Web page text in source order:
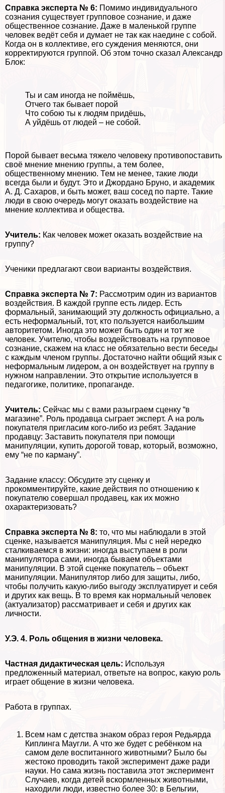
Справка эксперта № 6: Помимо индивидуального
сознания существует групповое сознание, и даже
общественное сознание. Даже в маленькой группе
человек ведёт себя и думает не так как наедине с собой.
Когда он в коллективе, его суждения меняются, они
корректируются группой. Об этом точно сказал Александр
Блок:
Ты и сам иногда не поймёшь,
Отчего так бывает порой
Что собою ты к людям придёшь,
А уйдёшь от людей – не собой.
Порой бывает весьма тяжело человеку противопоставить
своё мнение мнению группы, а тем более,
общественному мнению. Тем не менее, такие люди
всегда были и будут. Это и Джордано Бруно, и академик
А. Д. Сахаров, и быть может, ваш сосед по парте. Такие
люди в свою очередь могут оказать воздействие на
мнение коллектива и общества.
Учитель: Как человек может оказать воздействие на
группу?
Ученики предлагают свои варианты воздействия.
Справка эксперта № 7: Рассмотрим один из вариантов
воздействия. В каждой группе есть лидер. Есть
формальный, занимающий эту должность официально, а
есть неформальный, тот, кто пользуется наибольшим
авторитетом. Иногда это может быть один и тот же
человек. Учителю, чтобы воздействовать на групповое
сознание, скажем на класс не обязательно вести беседы
с каждым члeном группы. Достаточно найти общий язык с
неформальным лидером, а он воздействует на группу в
нужном направлении. Это открытие используется в
педагогике, политике, пропаганде.
Учитель: Сейчас мы с вами разыграем сценку “в
магазине”. Роль продавца сыграет эксперт. А на роль
покупателя пригласим кого-либо из ребят. Задание
продавцу: Заставить покупателя при помощи
манипуляции, купить дорогой товар, который, возможно,
ему “не по карману”.
Задание классу: Обсудите эту сценку и
прокомментируйте, какие действия по отношению к
покупателю совершал продавец, как их можно
охаpaктеризовать?
Справка эксперта № 8: то, что мы наблюдали в этой
сценке, называется манипуляция. Мы с ней нередко
сталкиваемся в жизни: иногда выступаем в роли
манипулятора сами, иногда бываем объектами
манипуляции. В этой сценке покупатель – объект
манипуляции. Манипулятор либо для защиты, либо,
чтобы получить какую-либо выгоду эксплуатирует и себя
и других как вещь. В то время как нормальный человек
(актуализатор) рассматривает и себя и других как
личности.
У.Э. 4. Роль общения в жизни человека.
Частная дидактическая цель: Используя
предложенный материал, ответьте на вопрос, какую роль
играет общение в жизни человека.
Работа в группах.
Всем нам с детства знаком образ героя Редьярда
Киплинга Маугли. А что же будет с ребёнком на
самом деле воспитанного животными? Было бы
жестоко проводить такой эксперимент даже ради
науки. Но сама жизнь поставила этот эксперимент
Случаев, когда детей вскормленных животными,
находили люди, известно более 30: в Бельгии,